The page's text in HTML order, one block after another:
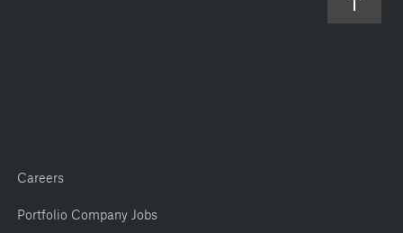
Careers
Portfolio Company Jobs